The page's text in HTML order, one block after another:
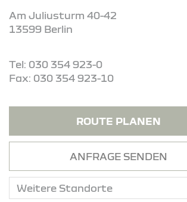
Am Juliusturm 40-42
13599 Berlin
Tel: 030 354 923-0
Fax: 030 354 923-10
ROUTE PLANEN
ANFRAGE SENDEN